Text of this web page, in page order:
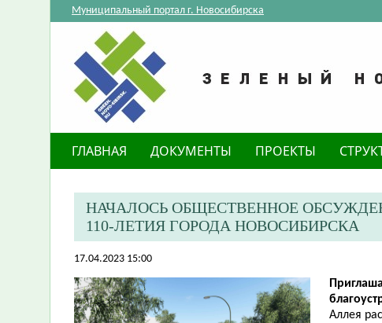
Муниципальный портал г. Новосибирска
ГЛАВНАЯ ДОКУМЕНТЫ ПРОЕКТЫ
НАЧАЛОСЬ ОБЩЕСТВЕННОЕ
110-ЛЕТИЯ ГОРОДА НОВОСИБИРСКА
17.04.2023 15:00
Аллея